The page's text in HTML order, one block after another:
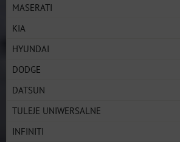
MASERATI
KIA
HYUNDAI
DODGE
DATSUN
TULEJE UNIWERSALNE
INFINITI